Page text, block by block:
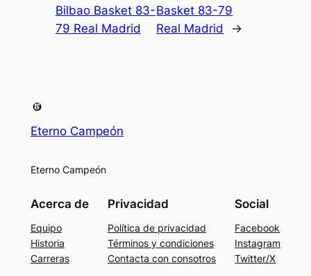
Bilbao Basket 83-
79 Real Madrid
Basket 83-79
Real Madrid
→
Eterno Campeón
Eterno Campeón
Acerca de
Equipo
Historia
Carreras
Privacidad
Política de privacidad
Términos y condiciones
Contacta con consotros
Social
Facebook
Instagram
Twitter/X